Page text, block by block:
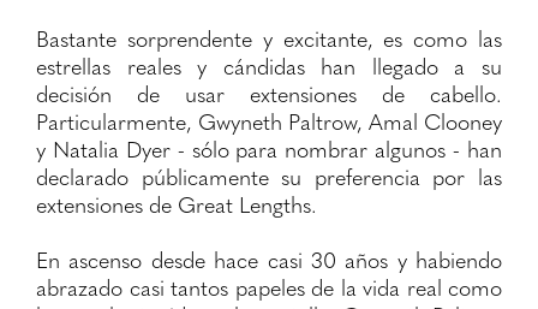
Bastante sorprendente y excitante, es como las
estrellas reales y cándidas han llegado a su
decisión de usar extensiones de cabello.
Particularmente, Gwyneth Paltrow, Amal Clooney
y Natalia Dyer - sólo para nombrar algunos - han
declarado públicamente su preferencia por las
extensiones de Great Lengths.
En ascenso desde hace casi 30 años y habiendo
abrazado casi tantos papeles de la vida real como